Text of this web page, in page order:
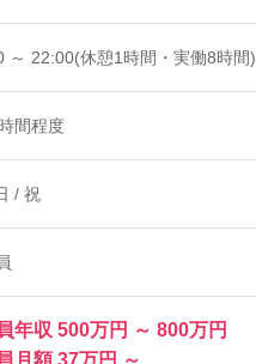
～ 22:00(休憩1時間・実働8時間)
間程度
/ 祝
年収 500万円 ～ 800万円
月額 37万円 ～